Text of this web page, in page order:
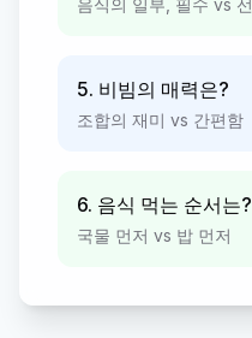
음식의 일부, 필수 vs
5. 비빔의 매력은?
조합의 재미 vs 간편함
6. 음식 먹는 순서는?
국물 먼저 vs 밥 먼저